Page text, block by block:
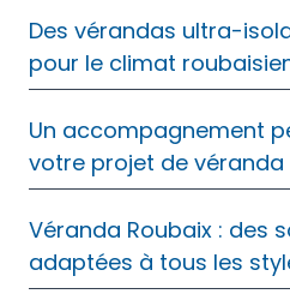
Des vérandas ultra-
pour le climat
Un accompagnement
votre projet de véranda
Véranda Roubaix : des
adaptées à tous les